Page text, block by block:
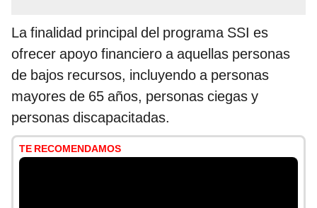
La finalidad principal del programa SSI es
ofrecer apoyo financiero a aquellas personas
de bajos recursos, incluyendo a personas
mayores de 65 años, personas ciegas y
personas discapacitadas.
TE RECOMENDAMOS